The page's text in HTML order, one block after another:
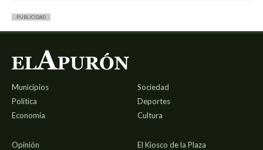
PUBLICIDAD
Municipios
Política
Economía
Sociedad
Deportes
Cultura
Opinión
El Kiosco de la Plaza